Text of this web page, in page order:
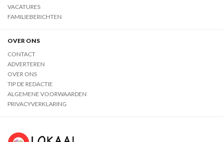
VACATURES
FAMILIEBERICHTEN
OVER ONS
CONTACT
ADVERTEREN
OVER ONS
TIP DE REDACTIE
ALGEMENE VOORWAARDEN
PRIVACYVERKLARING